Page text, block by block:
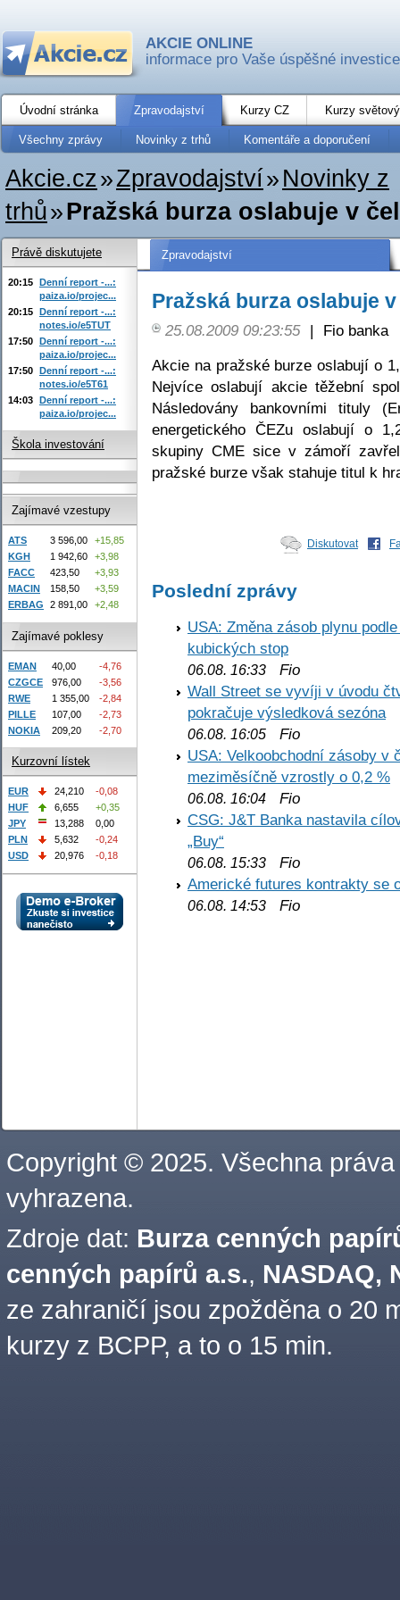
AKCIE ONLINE
informace pro Vaše úspěšné investice
Úvodní stránka Zpravodajství Kurzy CZ Kurzy
Všechny zprávy Novinky z trhů Komentáře a doporučení
Akcie.cz»Zpravodajství» Novinky z
trhů»Pražská burza oslabuje v
Zpravodajství
Pražská burza oslabuje
25.08.2009 09:23:55 |
Fio banka
Akcie na pražské burze oslabují o
Nejvíce oslabují akcie těžební
Následovány bankovními tituly
energetického ČEZu oslabují o
skupiny CME sice v zámoří
pražské burze však stahuje titul k
Diskutovat
Poslední zprávy
USA: Změna zásob plynu
kubických stop
06.08. 16:33 Fio
Wall Street se vyvíji v úvodu
pokračuje výsledková sezóna
06.08. 16:05 Fio
USA: Velkoobchodní zásoby v
meziměsíčně vzrostly o 0,2 %
06.08. 16:04 Fio
CSG: J&T Banka nastavila
„Buy“
06.08. 15:33 Fio
Americké futures kontrakty se
06.08. 14:53 Fio
Právě diskutujete
20:15 Denní report -...:
paiza.io/projec...
20:15 Denní report -...:
notes.io/e5TUT
17:50 Denní report -...:
paiza.io/projec...
17:50 Denní report -...:
notes.io/e5T61
14:03 Denní report -...:
paiza.io/projec...
Škola investování
Zajímavé vzestupy
ATS 3 596,00
+15,85
KGH
1 942,60
+3,98
FACC
423,50
+3,93
MACIN
158,50
+3,59
ERBAG
2 891,00 +2,48
Zajímavé poklesy
EMAN 40,00
-4,76
CZGCE
976,00
-3,56
RWE
1 355,00
-2,84
PILLE
107,00
-2,73
NOKIA
209,20 -2,70
Kurzovní lístek
EUR 24,210
-0,08
HUF
6,655
+0,35
JPY
13,288
0,00
PLN
5,632
-0,24
USD
20,976 -0,18
Copyright © 2025. Všechna práva
vyhrazena.
Zdroje dat: Burza cenných
cenných papírů a.s., NASDAQ,
ze zahraničí jsou zpožděna o 20
kurzy z BCPP, a to o 15 min.